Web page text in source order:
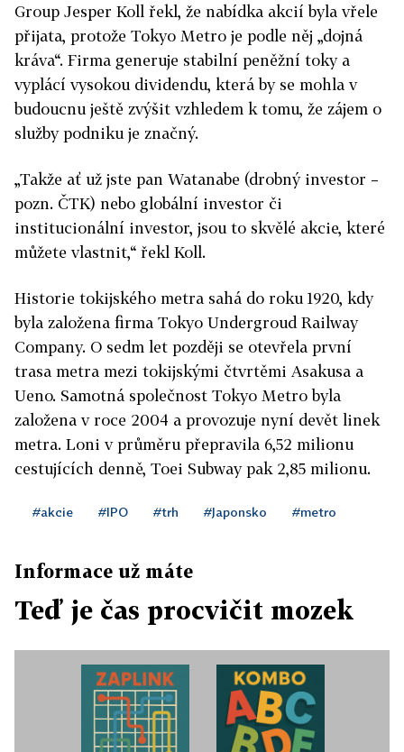
Group Jesper Koll řekl, že nabídka akcií byla vřele
přijata, protože Tokyo Metro je podle něj „dojná
kráva“. Firma generuje stabilní peněžní toky a
vyplácí vysokou dividendu, která by se mohla v
budoucnu ještě zvýšit vzhledem k tomu, že zájem o
služby podniku je značný.
„Takže ať už jste pan Watanabe (drobný investor –
pozn. ČTK) nebo globální investor či
institucionální investor, jsou to skvělé akcie, které
můžete vlastnit,“ řekl Koll.
Historie tokijského metra sahá do roku 1920, kdy
byla založena firma Tokyo Undergroud Railway
Company. O sedm let později se otevřela první
trasa metra mezi tokijskými čtvrtěmi Asakusa a
Ueno. Samotná společnost Tokyo Metro byla
založena v roce 2004 a provozuje nyní devět linek
metra. Loni v průměru přepravila 6,52 milionu
cestujících denně, Toei Subway pak 2,85 milionu.
#akcie #IPO #trh #Japonsko #metro
Informace už máte
Teď je čas procvičit mozek